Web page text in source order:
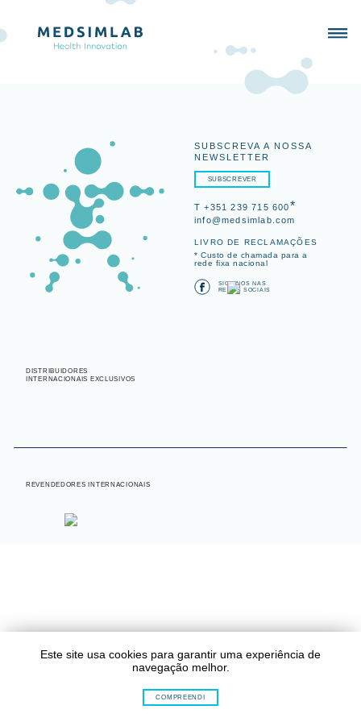
Este site usa cookies para garantir uma experiência de
navegação melhor.
COMPREENDI
SUBSCREVA A NOSSA
NEWSLETTER
SUBSCREVER
T +351 239 715 600*
info@medsimlab.com
LIVRO DE RECLAMAÇÕES
* Custo de chamada para a
rede fixa nacional
SIGA-NOS NAS
REDES SOCIAIS
DISTRIBUIDORES
INTERNACIONAIS EXCLUSIVOS
REVENDEDORES INTERNACIONAIS